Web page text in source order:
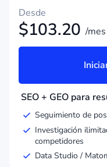
Desde
$103.20 /mes
SEO + GEO para
Seguimiento de
Investigación
competidores
Data Studio /